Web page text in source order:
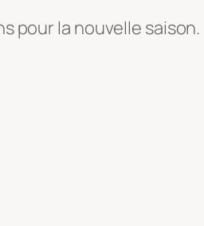
pour la nouvelle saison.